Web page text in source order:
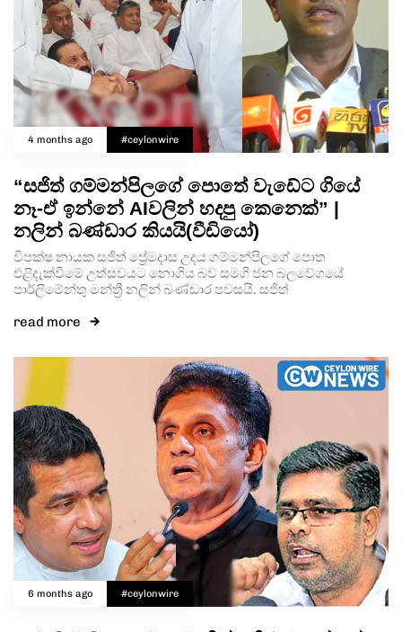
Type and hit enter
4 months ago #ceylonwire
“සජිත් ගම්මන්පිලගේ පොතේ වැඩේට ගියේ
නෑ-ඒ ඉන්නේ AIවලින් හදපු කෙනෙක්” |
නලින් බණ්ඩාර කියයි(වීඩියෝ)
විපක්ෂ නායක සජිත් ප්‍රේමදාස උදය ගම්මන්පිලගේ පොත
එළිදැක්වීමේ උත්සවයට නොගිය බව සමගි ජන බලවේගයේ
පාර්ලිමේන්තු මන්ත්‍රී නලින් බණ්ඩාර පවසයි. සජිත්
read more
6 months ago #ceylonwire